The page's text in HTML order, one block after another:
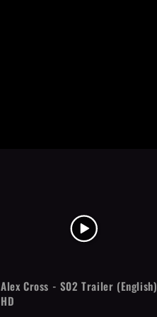
Alex Cross - S02 Trailer (English)
HD